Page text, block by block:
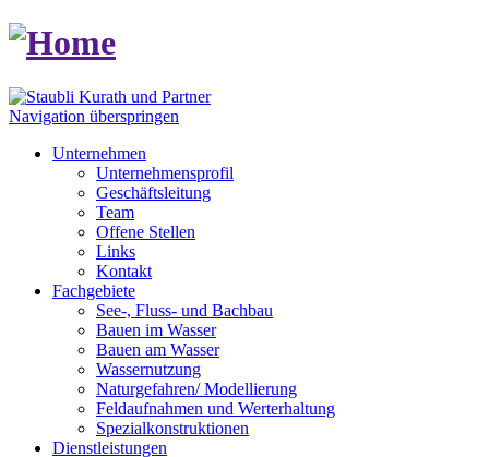
Navigation überspringen
Unternehmen
Unternehmensprofil
Geschäftsleitung
Team
Offene Stellen
Links
Kontakt
Fachgebiete
See-, Fluss- und Bachbau
Bauen im Wasser
Bauen am Wasser
Wassernutzung
Naturgefahren/ Modellierung
Feldaufnahmen und Werterhaltung
Spezialkonstruktionen
Dienstleistungen